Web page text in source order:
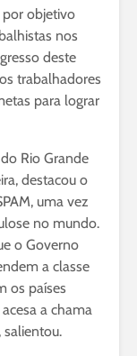
por objetivo
nos
deste
trabalhadores
para lograr
Rio Grande
destacou o
uma vez
no mundo.
o Governo
a classe
os países
a chama
salientou.